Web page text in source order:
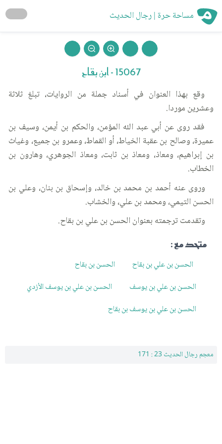
مساحة حرة | رجال الحديث
15067 - ابن بقاح
وقع بهذا العنوان في أسناد جملة من الروايات، تبلغ ثلاثة
وعشرين موردا.
فقد روى عن أبي عبد الله المؤمن، والحكم بن أيمن، وسيف بن
عميرة، وصالح بن عقبة الخياط، أو القماط، وعمرو بن جميع، وغياث
بن إبراهيم، ومعاذ، ومعاذ بن ثابت، ومعاذ الجوهري، وهارون بن
الخطاب.
وروى عنه أحمد بن محمد بن خالد، وإسحاق بن بنان، وعلي بن
الحسن التيمي، ومحمد بن علي، والخشاب.
وتقدمت ترجمته بعنوان الحسن بن علي بن بقاح.
متحد مع :
الحسن بن علي بن بقاح
الحسن بن بقاح
الحسن بن علي بن يوسف
الحسن بن علي بن يوسف الأزدي
الحسن بن علي بن يوسف بن بقاح
معجم رجال الحديث 23 : 171